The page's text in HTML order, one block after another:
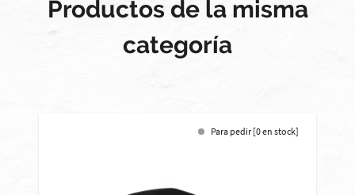
Productos de la misma
categoría
Para pedir [0 en stock]